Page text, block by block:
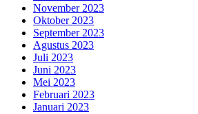
November 2023
Oktober 2023
September 2023
Agustus 2023
Juli 2023
Juni 2023
Mei 2023
Februari 2023
Januari 2023